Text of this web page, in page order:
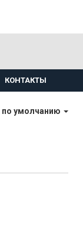
КОНТАКТЫ
по умолчанию